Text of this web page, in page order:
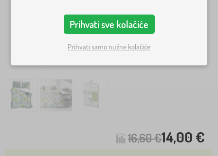
16,60 €14,00 €
Prihvati sve kolačiće
Prihvati samo nužne kolačiće